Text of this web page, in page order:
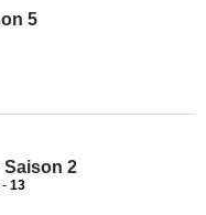
5
2
- 13